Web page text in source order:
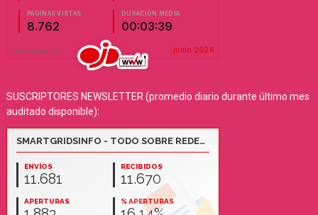
SUSCRIPTORES NEWSLETTER (promedio diario durante último mes
auditado disponible):